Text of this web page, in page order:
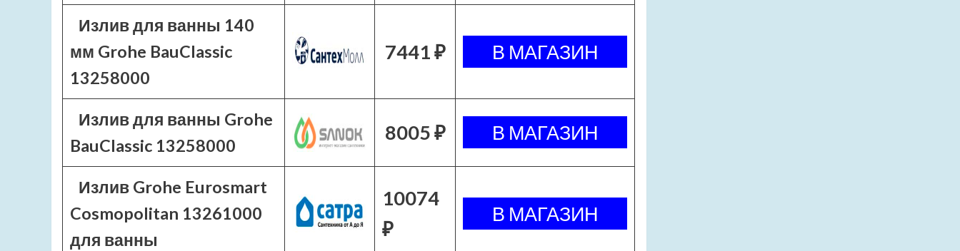
Излив для ванны 140
мм Grohe BauClassic
13258000
7441 ₽
Излив для ванны Grohe
BauClassic 13258000
8005 ₽
Излив Grohe Eurosmart
Cosmopolitan 13261000
для ванны
10074
₽